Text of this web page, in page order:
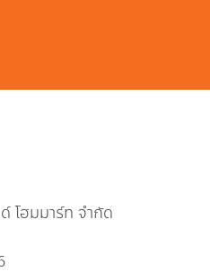
ฮมมาร์ท จำกัด